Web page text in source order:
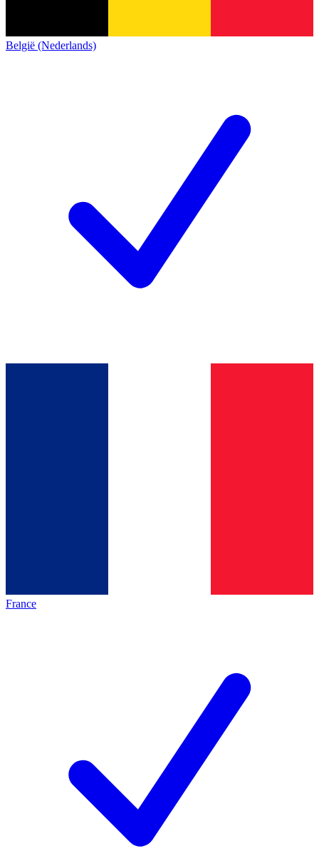
België (Nederlands)
France